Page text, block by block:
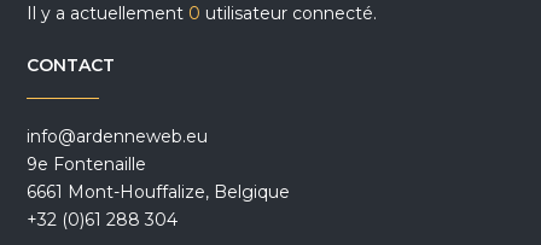
Il y a actuellement 0 utilisateur connecté.
CONTACT
info@ardenneweb.eu
9e Fontenaille
6661 Mont-Houffalize, Belgique
+32 (0)61 288 304